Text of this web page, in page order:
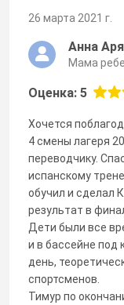
26 марта 2021 г.
Анна
Мама
Оценка: 5
Хочется
4 смены лагеря
переводчику.
испанскому
обучил и сделал
результат в
Дети были все
и в бассейне под
день,
спортсменов.
Тимур по